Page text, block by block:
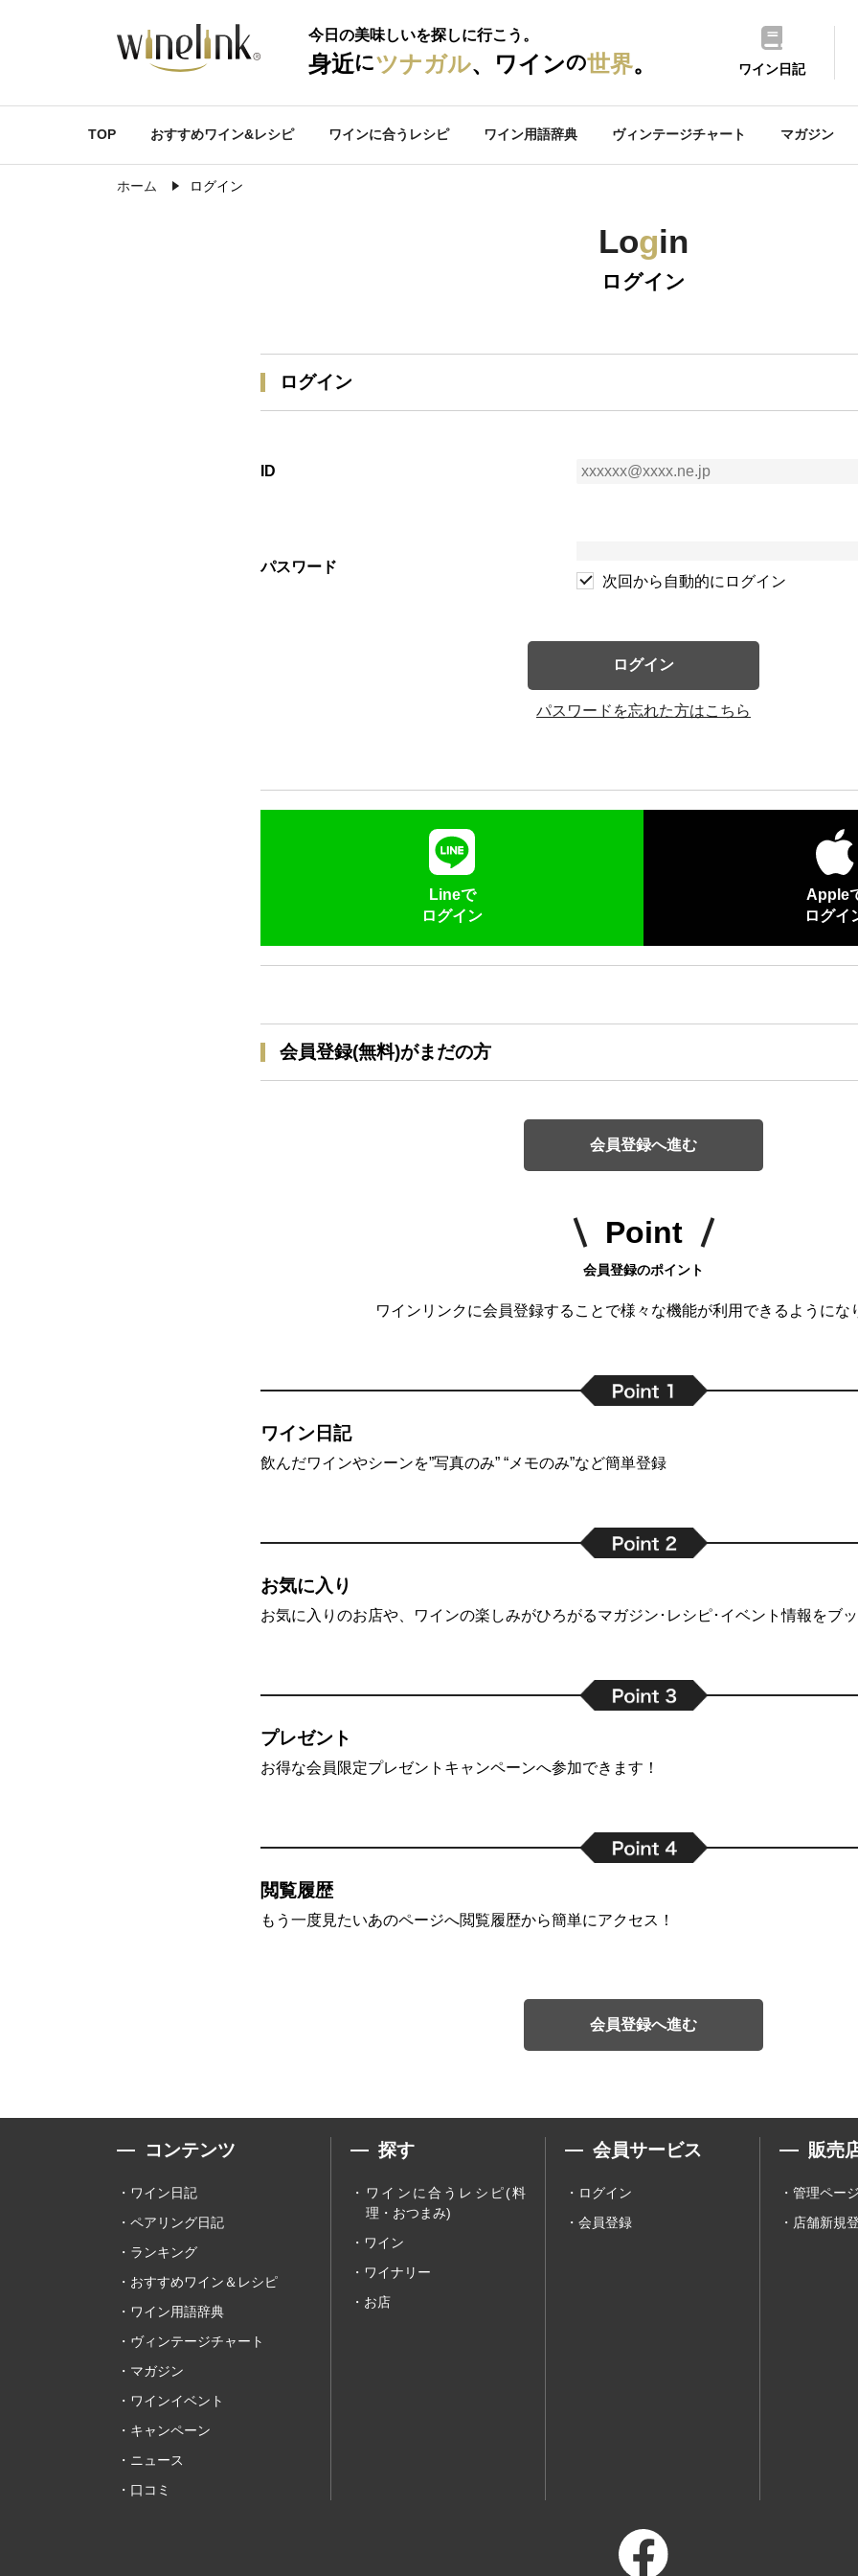
今日の美味しいを探しに行こう。
身近にツナガル、ワインの世界。 ワイン日記
TOP おすすめワイン&レシピ ワインに合うレシピ ワイン用語辞典 ヴィンテージチャート マガジン
ホーム ログイン
Login
ログイン
ログイン
ID
パスワード
次回から自動的にログイン
ログイン
パスワードを忘れた方はこちら
Lineで
ログイン
Apple
ログイ
会員登録(無料)がまだの方
会員登録へ進む
Point
会員登録のポイント
ワインリンクに会員登録することで様々な機能が利用できるようにな
ワイン日記
飲んだワインやシーンを”写真のみ” “メモのみ”など簡単登録
お気に入り
お気に入りのお店や、ワインの楽しみがひろがるマガジン･レシピ･イベント情報をブ
プレゼント
お得な会員限定プレゼントキャンペーンへ参加できます！
閲覧履歴
もう一度見たいあのページへ閲覧履歴から簡単にアクセス！
会員登録へ進む
コンテンツ
ワイン日記
ペアリング日記
ランキング
おすすめワイン＆レシピ
ワイン用語辞典
ヴィンテージチャート
マガジン
ワインイベント
キャンペーン
ニュース
口コミ
探す
ワインに合うレシピ(料
理・おつまみ)
ワイン
ワイナリー
お店
会員サービス
ログイン
会員登録
販売
管理ペー
店舗新規